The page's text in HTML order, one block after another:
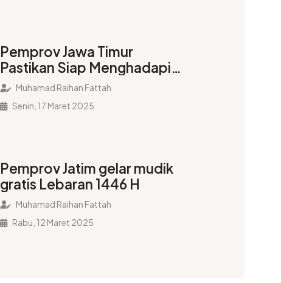
Pemprov Jawa Timur
Pastikan Siap Menghadapi
Arus Mudik Lebaran 2025
Muhamad Raihan Fattah
Senin, 17 Maret 2025
Pemprov Jatim gelar mudik
gratis Lebaran 1446 H
Muhamad Raihan Fattah
Rabu, 12 Maret 2025